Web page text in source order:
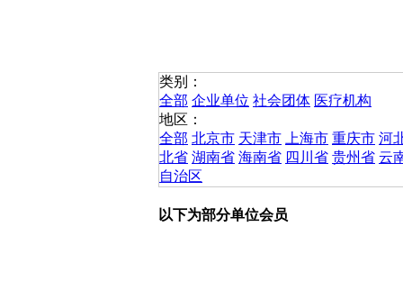
类别：
全部 企业单位 社会团体 医疗机构
地区：
全部 北京市 天津市 上海市 重庆市 河
北省 湖南省 海南省 四川省 贵州省 云
自治区
以下为部分单位会员